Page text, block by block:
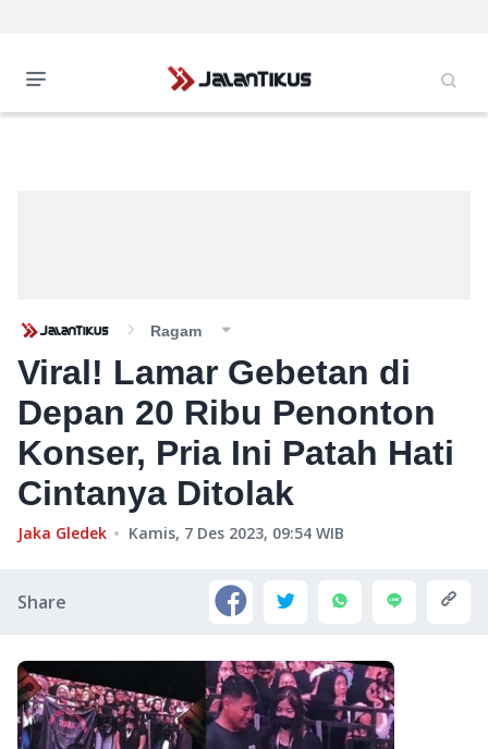
Ragam
Viral! Lamar Gebetan di
Depan 20 Ribu Penonton
Konser, Pria Ini Patah Hati
Cintanya Ditolak
Jaka Gledek Kamis, 7 Des 2023, 09:54 WIB
Share